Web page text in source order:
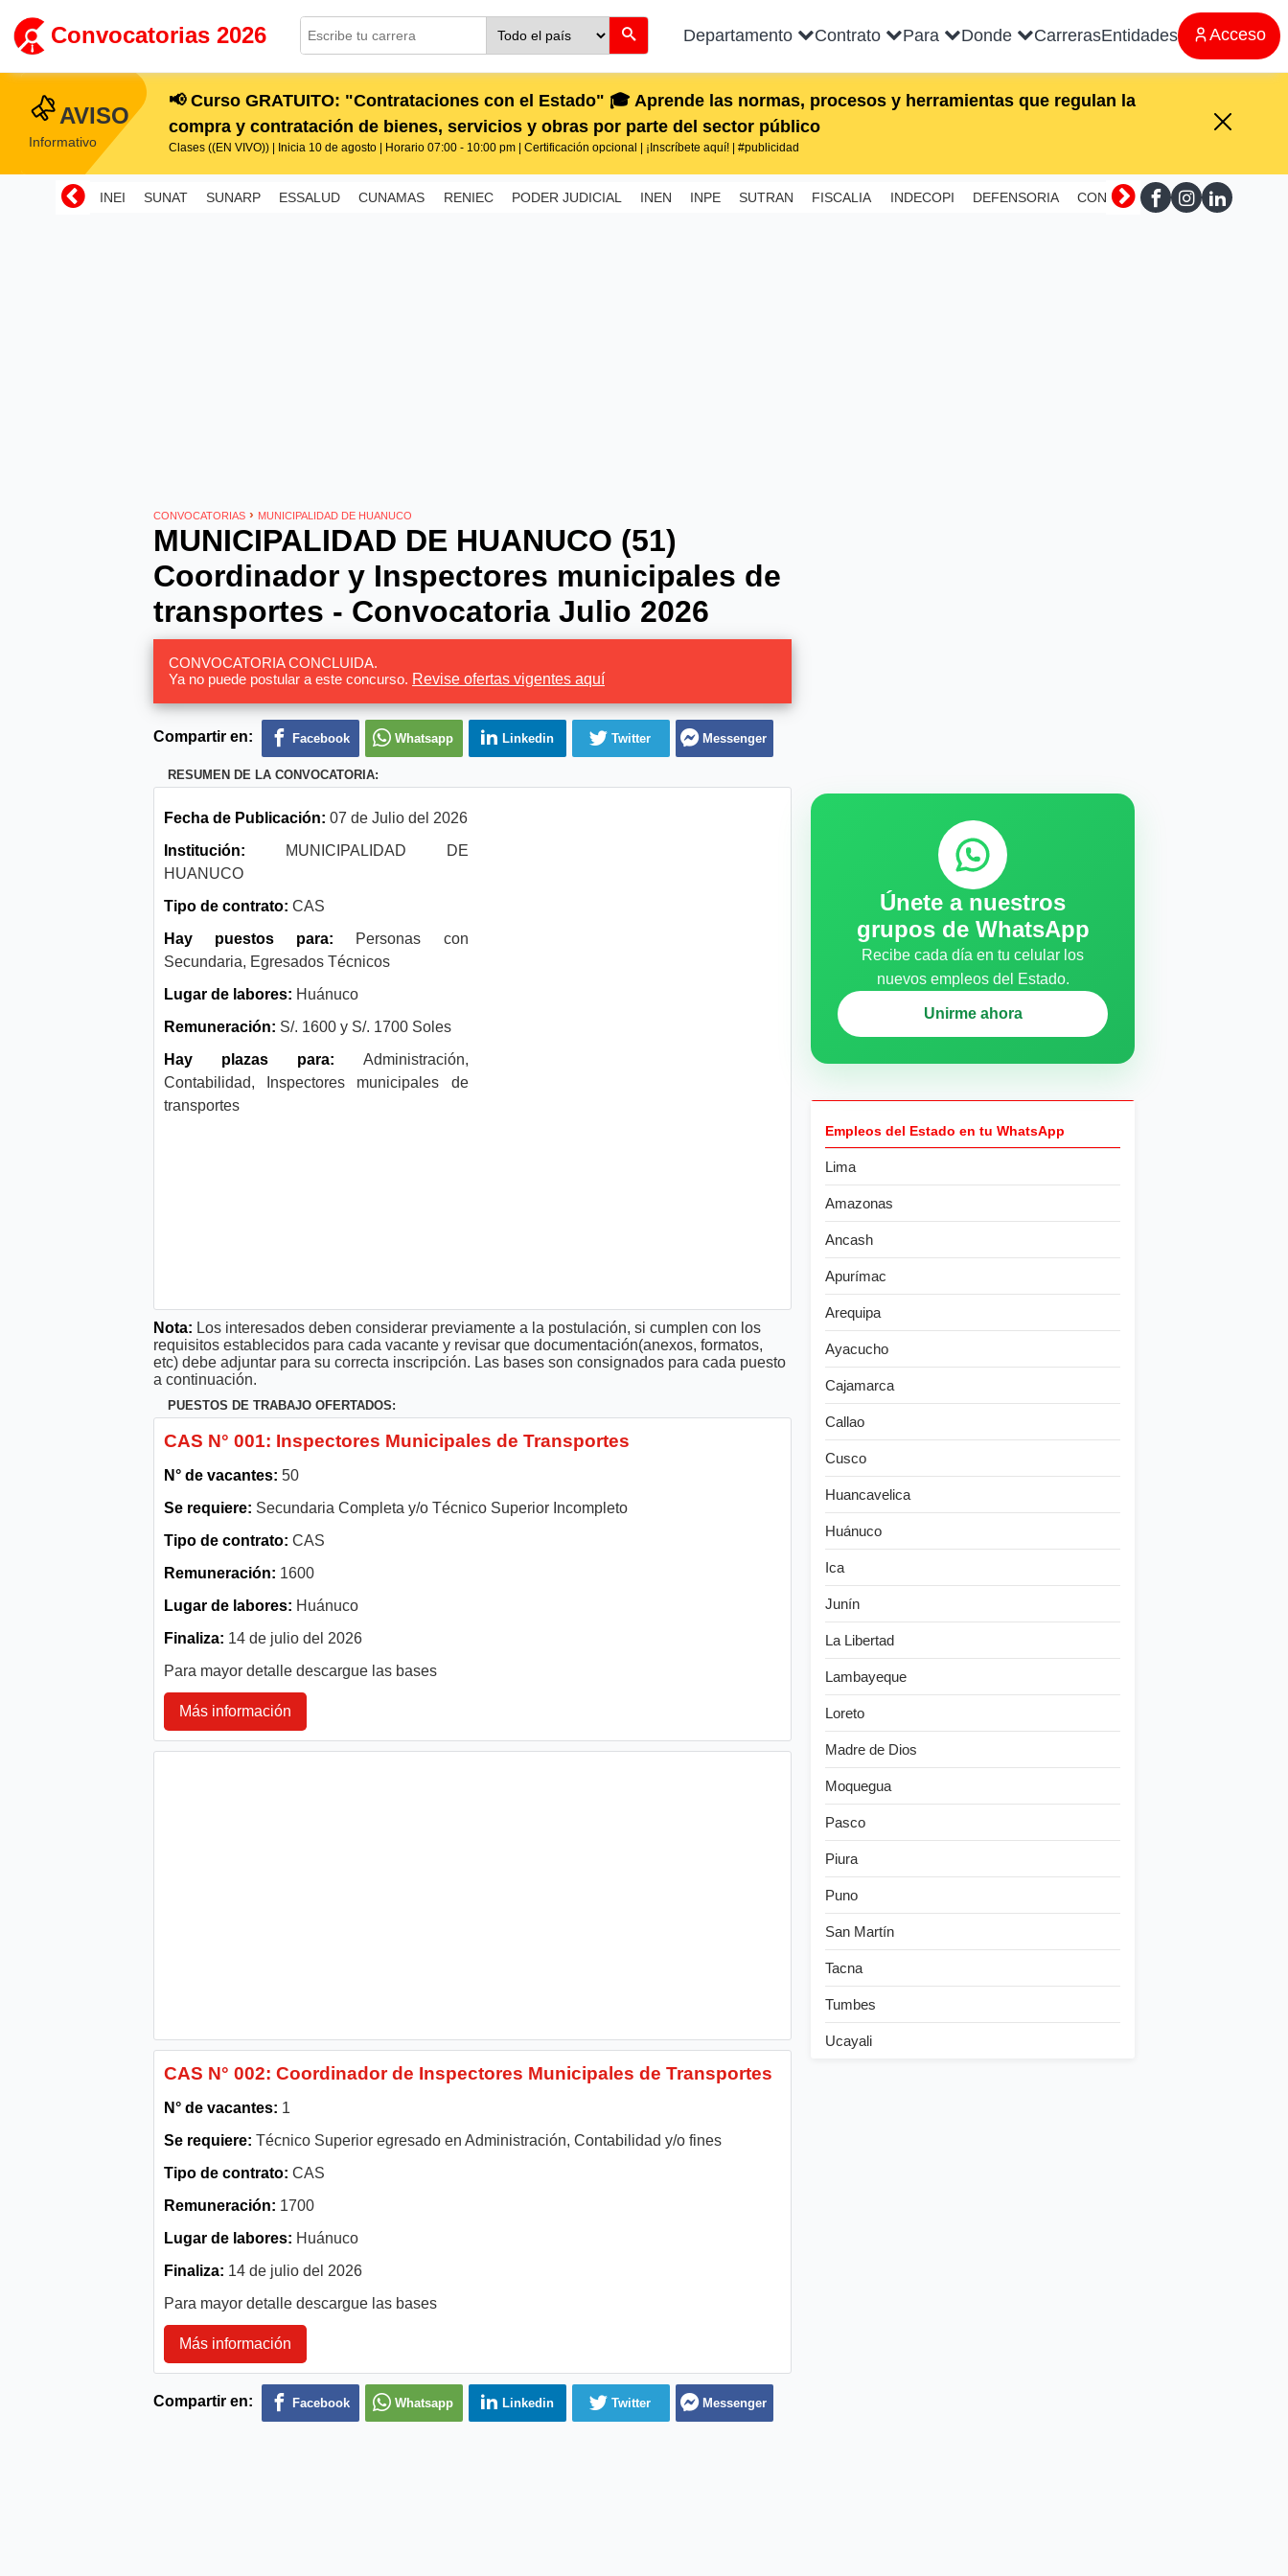
Convocatorias 2026 Departamento Contrato Para Donde CarrerasEntidades Acceso
AVISO
Informativo
📢 Curso GRATUITO: "Contrataciones con el Estado" 🎓 Aprende las normas, procesos y herramientas que regulan la
compra y contratación de bienes, servicios y obras por parte del sector público
Clases ((EN VIVO)) | Inicia 10 de agosto | Horario 07:00 - 10:00 pm | Certificación opcional | ¡Inscríbete aquí! | #publicidad
INEI SUNAT SUNARP ESSALUD CUNAMAS RENIEC PODER JUDICIAL INEN INPE SUTRAN FISCALIA INDECOPI DEFENSORIA CONTRALORIA SUNAFIL
CONVOCATORIAS › MUNICIPALIDAD DE HUANUCO
MUNICIPALIDAD DE HUANUCO (51)
Coordinador y Inspectores municipales de
transportes - Convocatoria Julio 2026
CONVOCATORIA CONCLUIDA.
Ya no puede postular a este concurso. Revise ofertas vigentes aquí
Compartir en: Facebook Whatsapp Linkedin Twitter Messenger
RESUMEN DE LA CONVOCATORIA:
Fecha de Publicación: 07 de Julio del 2026
Institución: MUNICIPALIDAD DE
HUANUCO
Tipo de contrato: CAS
Hay puestos para: Personas con
Secundaria, Egresados Técnicos
Lugar de labores: Huánuco
Remuneración: S/. 1600 y S/. 1700 Soles
Hay plazas para: Administración,
Contabilidad, Inspectores municipales de
transportes
Nota: Los interesados deben considerar previamente a la postulación, si cumplen con los
requisitos establecidos para cada vacante y revisar que documentación(anexos, formatos,
etc) debe adjuntar para su correcta inscripción. Las bases son consignados para cada puesto
a continuación.
PUESTOS DE TRABAJO OFERTADOS:
CAS N° 001: Inspectores Municipales de Transportes
N° de vacantes: 50
Se requiere: Secundaria Completa y/o Técnico Superior Incompleto
Tipo de contrato: CAS
Remuneración: 1600
Lugar de labores: Huánuco
Finaliza: 14 de julio del 2026
Para mayor detalle descargue las bases
Más información
CAS N° 002: Coordinador de Inspectores Municipales de Transportes
N° de vacantes: 1
Se requiere: Técnico Superior egresado en Administración, Contabilidad y/o fines
Tipo de contrato: CAS
Remuneración: 1700
Lugar de labores: Huánuco
Finaliza: 14 de julio del 2026
Para mayor detalle descargue las bases
Más información
Compartir en: Facebook Whatsapp Linkedin Twitter Messenger
Únete a nuestros
grupos de WhatsApp
Recibe cada día en tu celular los
nuevos empleos del Estado.
Unirme ahora
Empleos del Estado en tu WhatsApp
Lima
Amazonas
Ancash
Apurímac
Arequipa
Ayacucho
Cajamarca
Callao
Cusco
Huancavelica
Huánuco
Ica
Junín
La Libertad
Lambayeque
Loreto
Madre de Dios
Moquegua
Pasco
Piura
Puno
San Martín
Tacna
Tumbes
Ucayali